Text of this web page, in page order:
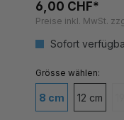
Preise inkl. MwSt.
Sofort
8 cm 12 cm